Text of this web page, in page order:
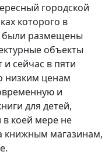
городской
которого в
были размещены
объекты
сейчас в пяти
низким ценам
и
для детей,
коей мере не
книжным магазинам,